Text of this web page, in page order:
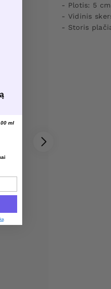
- Plotis: 5 cm
- Vidinis
- Storis
ml
.​